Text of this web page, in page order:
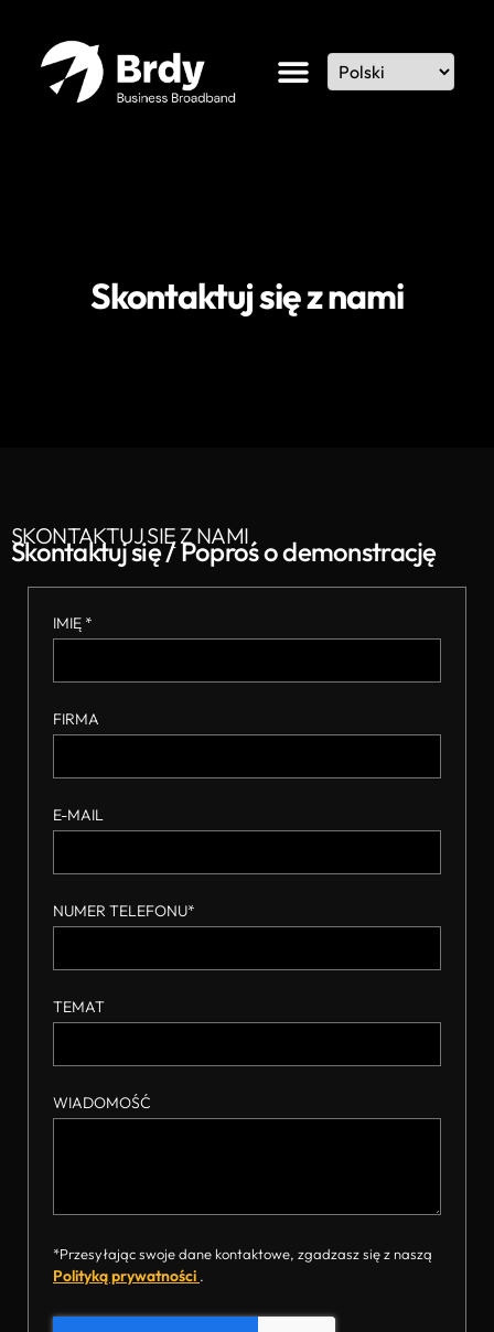
Skontaktuj się z nami
SKONTAKTUJ SIĘ Z NAMI
Skontaktuj się / Poproś o demonstrację
IMIĘ *
FIRMA
E-MAIL
NUMER TELEFONU*
TEMAT
WIADOMOŚĆ
*Przesyłając swoje dane kontaktowe, zgadzasz się z naszą
Polityką prywatności .